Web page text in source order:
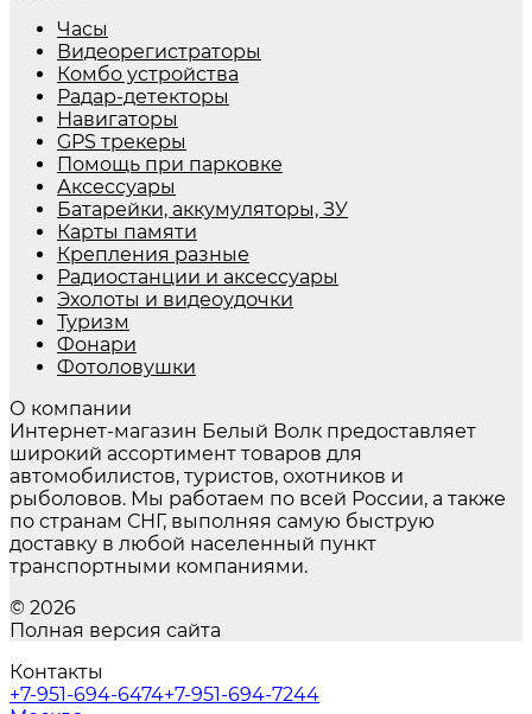
Часы
Видеорегистраторы
Комбо устройства
Радар-детекторы
Навигаторы
GPS трекеры
Помощь при парковке
Аксессуары
Батарейки, аккумуляторы, ЗУ
Карты памяти
Крепления разные
Радиостанции и аксессуары
Эхолоты и видеоудочки
Туризм
Фонари
Фотоловушки
О компании
Интернет-магазин Белый Волк предоставляет
широкий ассортимент товаров для
автомобилистов, туристов, охотников и
рыболовов. Мы работаем по всей России, а также
по странам СНГ, выполняя самую быструю
доставку в любой населенный пункт
транспортными компаниями.
© 2026
Полная версия сайта
Контакты
+7-951-694-6474+7-951-694-7244